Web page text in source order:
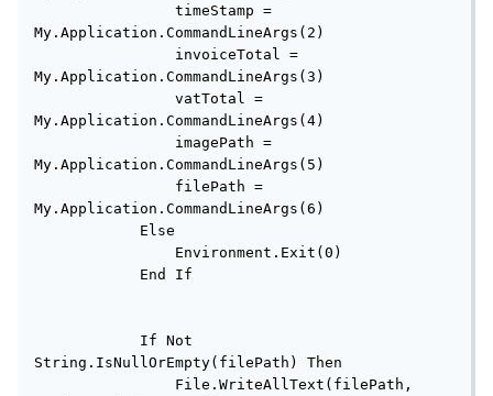
                timeStamp =
My.Application.CommandLineArgs(2)
                invoiceTotal =
My.Application.CommandLineArgs(3)
                vatTotal =
My.Application.CommandLineArgs(4)
                imagePath =
My.Application.CommandLineArgs(5)
                filePath =
My.Application.CommandLineArgs(6)
            Else
                Environment.Exit(0)
            End If
            If Not
String.IsNullOrEmpty(filePath) Then
                File.WriteAllText(filePath,